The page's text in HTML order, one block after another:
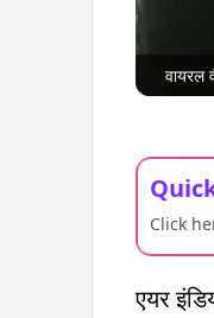
वायरल
Click
एयर